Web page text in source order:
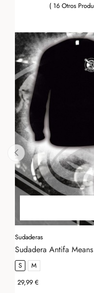
( 16 Otros
Sudaderas
Sudadera Antifa
S
M
Precio
29,99 €
‹